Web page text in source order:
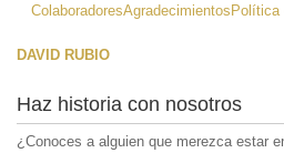
ColaboradoresAgradecimientosPolítica
DAVID RUBIO
Haz historia con nosotros
¿Conoces a alguien que merezca estar